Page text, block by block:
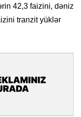
42,3 faizini, dəniz
tranzit yüklər